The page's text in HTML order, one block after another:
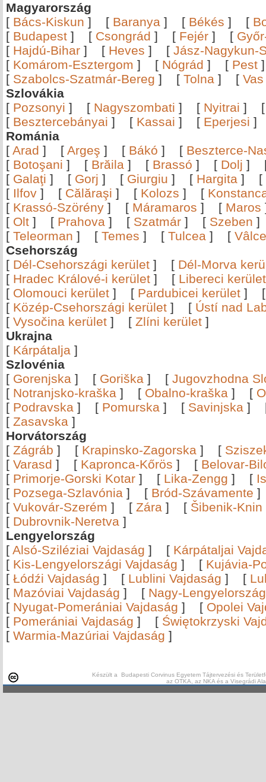
Magyarország
[ Bács-Kiskun ] [ Baranya ] [ Békés ] [
[ Budapest ] [ Csongrád ] [ Fejér ] [
[ Hajdú-Bihar ] [ Heves ] [ Jász-Nagykun-
[ Komárom-Esztergom ] [ Nógrád ] [ Pest
[ Szabolcs-Szatmár-Bereg ] [ Tolna ] [ Vas
Szlovákia
[ Pozsonyi ] [ Nagyszombati ] [ Nyitrai ]
[ Besztercebányai ] [ Kassai ] [ Eperjesi
Románia
[ Arad ] [ Argeş ] [ Bákó ] [ Beszterce-
[ Botoşani ] [ Brăila ] [ Brassó ] [ Dolj ]
[ Galaţi ] [ Gorj ] [ Giurgiu ] [ Hargita ]
[
[ Ilfov ] [ Călăraşi ] [ Kolozs ] [
[ Krassó-Szörény ] [ Máramaros ] [ Maros
[ Olt ] [ Prahova ] [ Szatmár ] [ Szeben
[ Teleorman ] [ Temes ] [ Tulcea ] [
Csehország
[ Dél-Csehországi kerület ] [ Dél-Morva
[ Hradec Králové-i kerület ] [ Libereci kerület
[ Olomouci kerület ] [ Pardubicei kerület ]
[ Közép-Csehországi kerület ] [ Ústí nad
[ Vysočina kerület ] [ Zlíni kerület ]
Ukrajna
[ Kárpátalja ]
Szlovénia
[ Gorenjska ] [ Goriška ] [ Jugovzhodna
[ Notranjsko-kraška ] [ Obalno-kraška ] [
[ Podravska ] [ Pomurska ] [ Savinjska ]
[ Zasavska ]
Horvátország
[ Zágráb ] [ Krapinsko-Zagorska ] [
[ Varasd ] [ Kapronca-Kőrös ] [ Belovar-
[ Primorje-Gorski Kotar ] [ Lika-Zengg ] [
[ Pozsega-Szlavónia ] [ Bród-Szávamente
[ Vukovár-Szerém ] [ Zára ] [ Šibenik-Knin
[ Dubrovnik-Neretva ]
Lengyelország
[ Alsó-Sziléziai Vajdaság ] [ Kárpátaljai
[ Kis-Lengyelországi Vajdaság ] [ Kujávia-
[ Łódźi Vajdaság ] [ Lublini Vajdaság ] [
[ Mazóviai Vajdaság ] [ Nagy-
[ Nyugat-Pomerániai Vajdaság ] [ Opolei
[ Pomerániai Vajdaság ] [ Świętokrzyski
[ Warmia-Mazúriai Vajdaság ]
Készült a Budapesti Corvinus Egyetem Tájtervezési és
az OTKA, az NKA és a Visegrádi